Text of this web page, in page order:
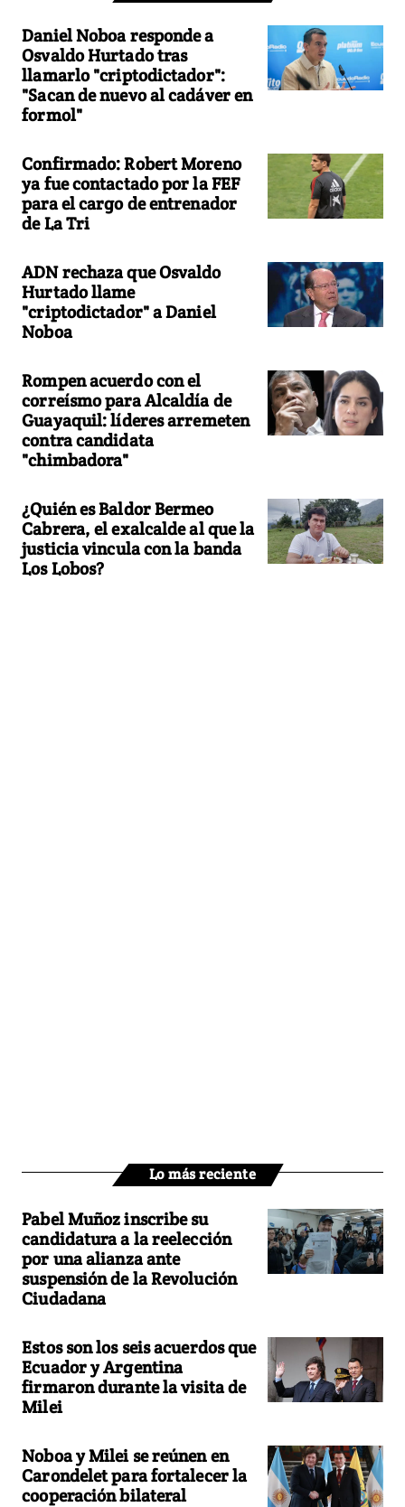
Daniel Noboa responde a
Osvaldo Hurtado tras
llamarlo "criptodictador":
"Sacan de nuevo al cadáver en
formol"
Confirmado: Robert Moreno
ya fue contactado por la FEF
para el cargo de entrenador
de La Tri
ADN rechaza que Osvaldo
Hurtado llame
"criptodictador" a Daniel
Noboa
Rompen acuerdo con el
correísmo para Alcaldía de
Guayaquil: líderes arremeten
contra candidata
"chimbadora"
¿Quién es Baldor Bermeo
Cabrera, el exalcalde al que la
justicia vincula con la banda
Los Lobos?
Lo más reciente
Pabel Muñoz inscribe su
candidatura a la reelección
por una alianza ante
suspensión de la Revolución
Ciudadana
Estos son los seis acuerdos que
Ecuador y Argentina
firmaron durante la visita de
Milei
Noboa y Milei se reúnen en
Carondelet para fortalecer la
cooperación bilateral